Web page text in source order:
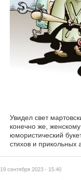
19 сентября 2023 - 15:40
Увидел свет
конечно же, женскому празднику.
юмористический
стихов и прикольных